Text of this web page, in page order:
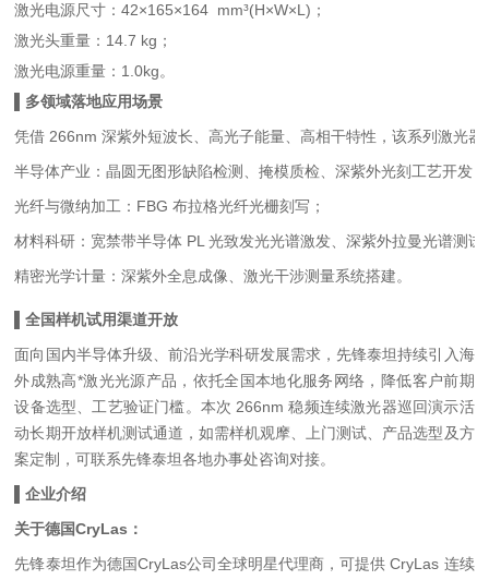
激光电源尺寸：42×165×164 mm³(H×W×L)；
激光头重量：14.7 kg；
激光电源重量：1.0kg。
▌多领域落地应用场景
凭借 266nm 深紫外短波长、高光子能量、高相干特性，该系列激光
半导体产业 ：晶圆无图形缺陷检测、掩模质检、深紫外光刻工艺开发；
光纤与微纳加工 ：FBG 布拉格光纤光栅刻写；
材料科研 ：宽禁带半导体 PL 光致发光光谱激发、深紫外拉曼光谱测试
精密光学计量 ：深紫外全息成像、激光干涉测量系统搭建。
▌全国样机试用渠道开放
面向国内半导体升级、前沿光学科研发展需求，先锋泰坦持续引入海
外成熟高*激光光源产品，依托全国本地化服务网络，降低客户前期
设备选型、工艺验证门槛。本次 266nm 稳频连续激光器巡回演示活
动长期开放样机测试通道，如需样机观摩、上门测试、产品选型及方
案定制，可联系先锋泰坦各地办事处咨询对接。
▌企业介绍
关于德国CryLas ：
先锋泰坦作为德国CryLas公司全球明星代理商，可提供 CryLas 连续